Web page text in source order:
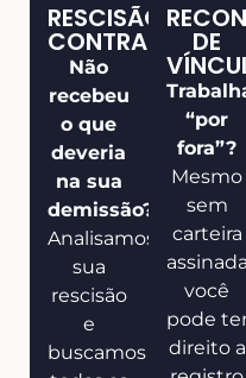
RESCISÃO
CONTRATUAL
Não
recebeu
o que
deveria
na sua
demissão?
Analisamos
sua
rescisão
e
buscamos
DE
“por
fora”?
Mesmo
sem
carteira
você
pode
direito a